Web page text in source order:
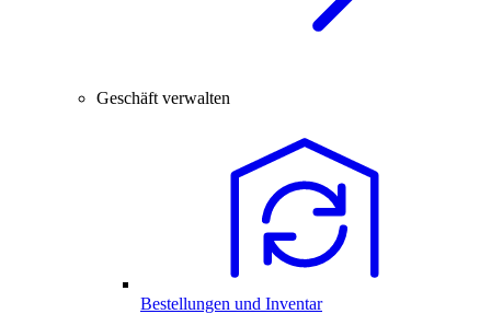
Geschäft verwalten
Bestellungen und Inventar